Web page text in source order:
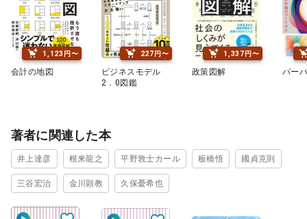
1,123円〜
会計の地図
227円〜
ビジネスモデル
2．0図鑑
1,337円〜
政策図解 パー
著者に関連した本
井上達彦 根来龍之 平野敦士カール 板橋悟 國貞克則
三谷宏治 金川顕教 久保憂希也